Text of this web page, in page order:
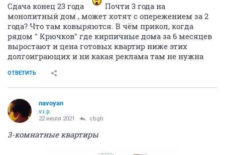
Сдача конец 23 года
Почти 3 года на
монолитный дом , может хотят с опережением за 2
года? Что там ковыряются. В чём прикол, когда
рядом " Крючков" где кирпичные дома за 6 месяцев
выростают и цена готовых квартир ниже этих
долгоиграющих и ни какая реклама там не нужна
ОТВЕТИТЬ
navoyan
v.i.p.
22 июля 2021 cbgb
3-комнатные квартиры